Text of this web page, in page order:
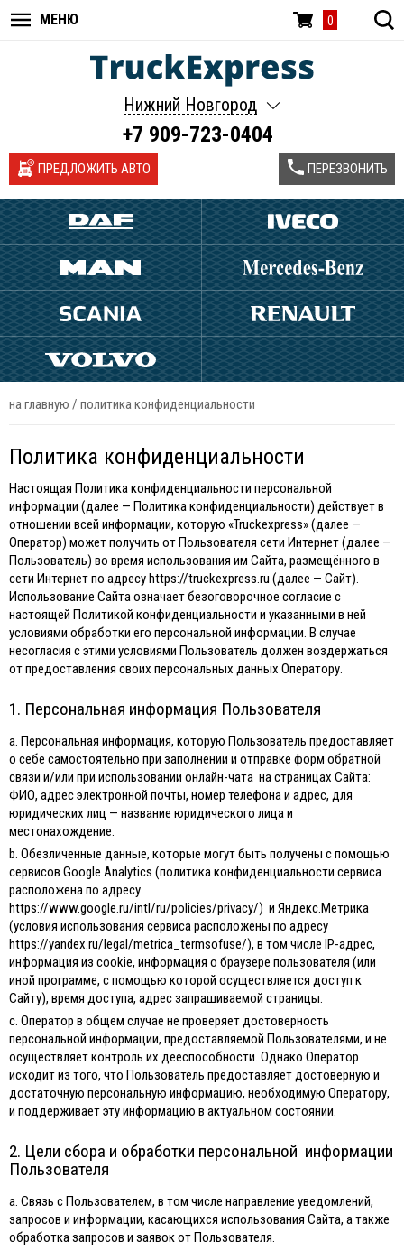
МЕНЮ 0
Нижний Новгород
+7 909-723-0404
ПРЕДЛОЖИТЬ АВТО
на главную / политика конфиденциальности
Политика конфиденциальности
Настоящая Политика конфиденциальности персональной
информации (далее — Политика конфиденциальности) действует в
отношении всей информации, которую «Truckexpress» (далее —
Оператор) может получить от Пользователя сети Интернет (далее —
Пользователь) во время использования им Сайта, размещённого в
сети Интернет по адресу https://truckexpress.ru (далее — Сайт).
Использование Сайта означает безоговорочное согласие с
настоящей Политикой конфиденциальности и указанными в ней
условиями обработки его персональной информации. В случае
несогласия с этими условиями Пользователь должен воздержаться
от предоставления своих персональных данных Оператору.
1. Персональная информация Пользователя
а. Персональная информация, которую Пользователь предоставляет
о себе самостоятельно при заполнении и отправке форм обратной
связи и/или при использовании онлайн-чата на страницах Сайта:
ФИО, адрес электронной почты, номер телефона и адрес, для
юридических лиц — название юридического лица и
местонахождение.
b. Обезличенные данные, которые могут быть получены с помощью
сервисов Google Analytics (политика конфиденциальности сервиса
расположена по адресу
https://www.google.ru/intl/ru/policies/privacy/) и Яндекс.Метрика
(условия использования сервиса расположены по адресу
https://yandex.ru/legal/metrica_termsofuse/), в том числе IP-адрес,
информация из cookie, информация о браузере пользователя (или
иной программе, с помощью которой осуществляется доступ к
Сайту), время доступа, адрес запрашиваемой страницы.
с. Оператор в общем случае не проверяет достоверность
персональной информации, предоставляемой Пользователями, и не
осуществляет контроль их дееспособности. Однако Оператор
исходит из того, что Пользователь предоставляет достоверную и
достаточную персональную информацию, необходимую Оператору,
и поддерживает эту информацию в актуальном состоянии.
2. Цели сбора и обработки персональной информации
Пользователя
а. Связь с Пользователем, в том числе направление уведомлений,
запросов и информации, касающихся использования Сайта, а также
обработка запросов и заявок от Пользователя.